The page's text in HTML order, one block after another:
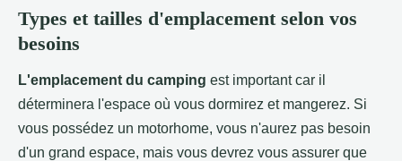
Types et tailles d'emplacement selon vos
besoins
L'emplacement du camping est important car il
déterminera l'espace où vous dormirez et mangerez. Si
vous possédez un motorhome, vous n'aurez pas besoin
d'un grand espace, mais vous devrez vous assurer que